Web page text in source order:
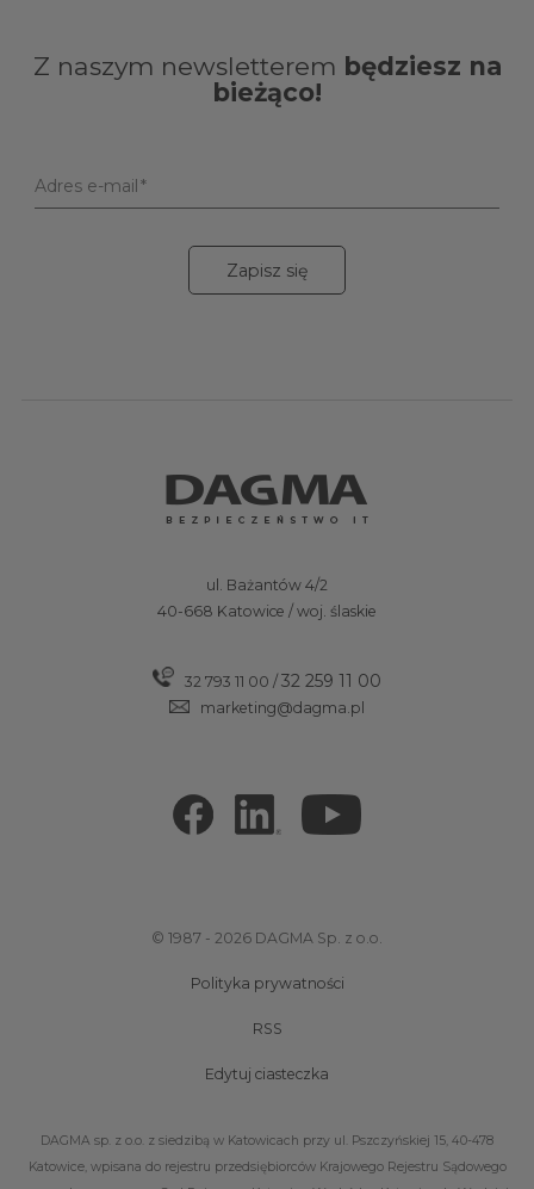
Z naszym newsletterem będziesz na
bieżąco!
Adres e-mail
Zapisz się
ul. Bażantów 4/2
40-668 Katowice / woj. ślaskie
32 793 11 00 / 32 259 11 00
marketing@dagma.pl
© 1987 - 2026 DAGMA Sp. z o.o.
Polityka prywatności
RSS
Edytuj ciasteczka
DAGMA sp. z o.o. z siedzibą w Katowicach przy ul. Pszczyńskiej 15, 40-478
Katowice, wpisana do rejestru przedsiębiorców Krajowego Rejestru Sądowego